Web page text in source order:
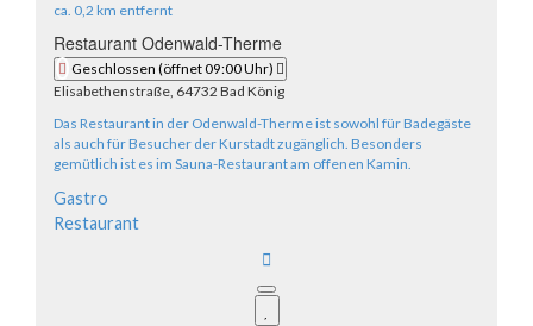
ca. 0,2 km entfernt
Restaurant Odenwald-Therme
Geschlossen (öffnet 09:00 Uhr)
Elisabethenstraße, 64732 Bad König
Das Restaurant in der Odenwald-Therme ist sowohl für Badegäste
als auch für Besucher der Kurstadt zugänglich. Besonders
gemütlich ist es im Sauna-Restaurant am offenen Kamin.
Gastro
Restaurant